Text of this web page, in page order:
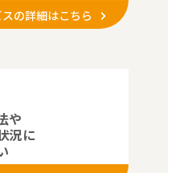
の詳細はこちら
や
況に